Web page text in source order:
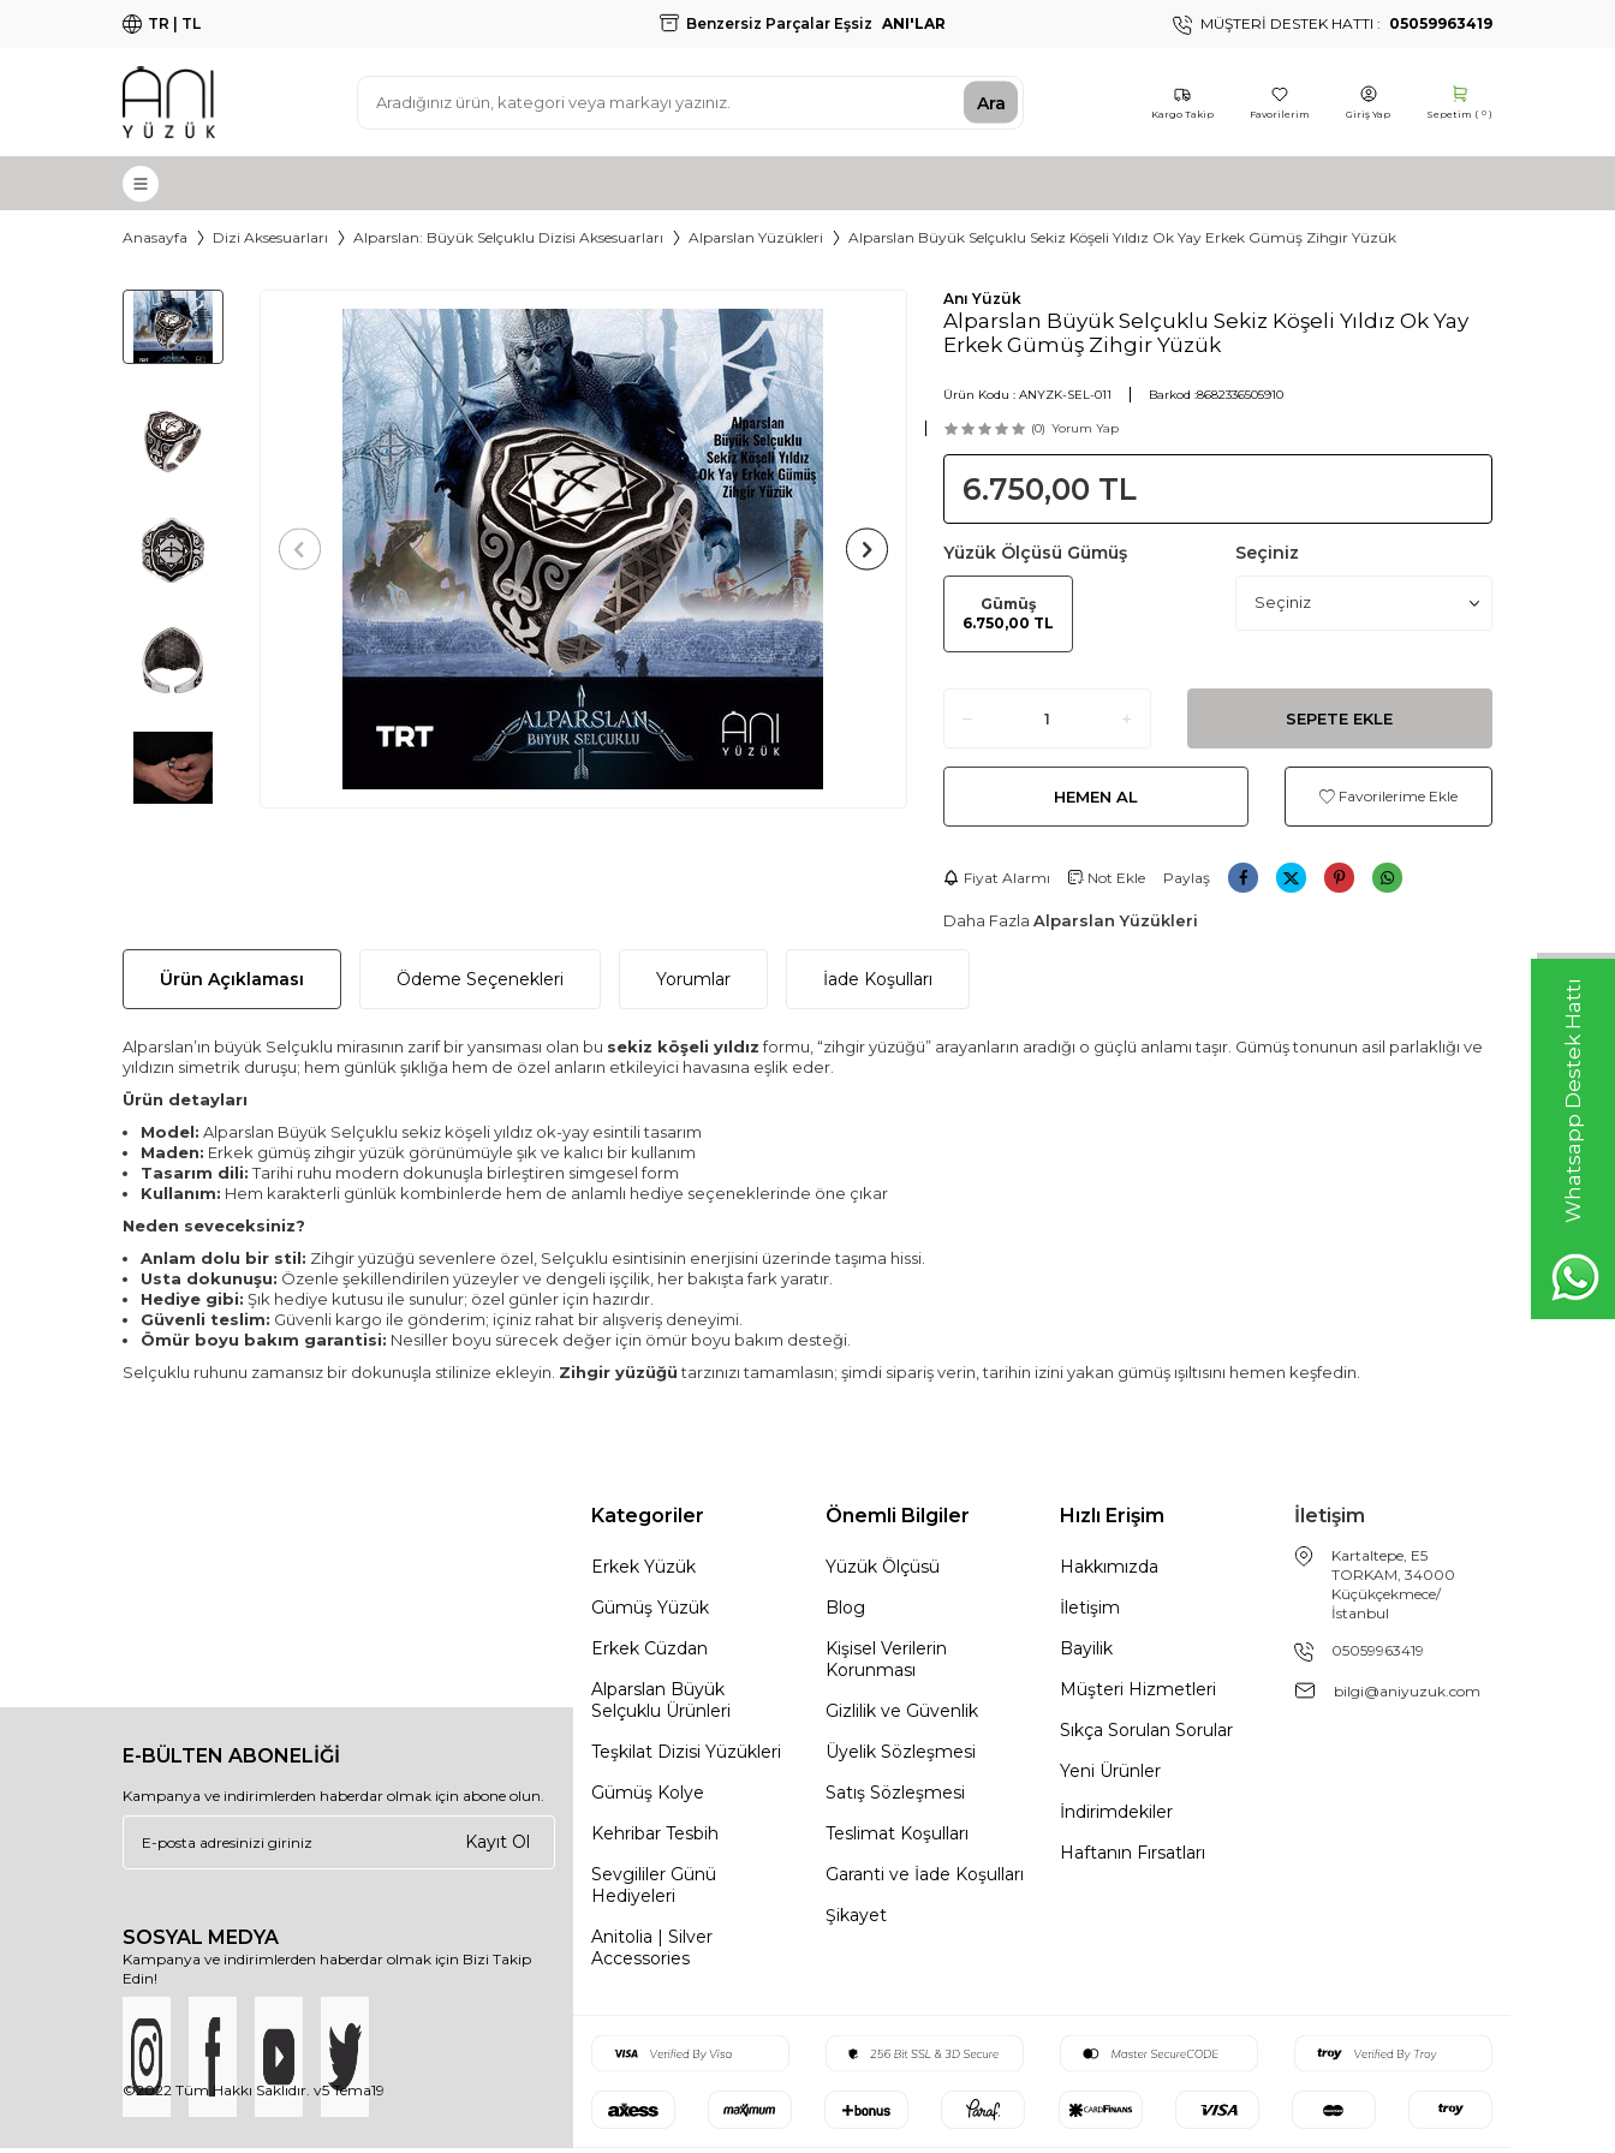
Whatsapp Destek Hattı
TR | TL Benzersiz Parçalar Eşsiz ANI'LAR MÜŞTERI DESTEK HATTI : 05059963419
Ara
Kargo Takip Favorilerim Giriş Yap Sepetim ( 0 )
Anasayfa Dizi Aksesuarları Alparslan: Büyük Selçuklu Dizisi Aksesuarları Alparslan Yüzükleri Alparslan Büyük Selçuklu Sekiz Köşeli Yıldız Ok Yay Erkek Gümüş Zihgir Yüzük
Anı Yüzük
Alparslan Büyük Selçuklu Sekiz Köşeli Yıldız Ok Yay
Erkek Gümüş Zihgir Yüzük
Ürün Kodu : ANYZK-SEL-011 Barkod :8682336505910
(0) Yorum Yap
6.750,00 TL
Yüzük Ölçüsü Gümüş
Gümüş
6.750,00 TL
Seçiniz
SEPETE EKLE
HEMEN AL Favorilerime Ekle
Fiyat Alarmı Not Ekle Paylaş
Daha Fazla Alparslan Yüzükleri
Ürün Açıklaması Ödeme Seçenekleri Yorumlar İade Koşulları
Alparslan’ın büyük Selçuklu mirasının zarif bir yansıması olan bu sekiz köşeli yıldızformu, “zihgir yüzüğü” arayanların aradığı o güçlü anlamı taşır. Gümüş tonunun asil parlaklığı ve
yıldızın simetrik duruşu; hem günlük şıklığa hem de özel anların etkileyici havasına eşlik eder.
Ürün detayları
Model: Alparslan Büyük Selçuklu sekiz köşeli yıldız ok-yay esintili tasarım
Maden: Erkek gümüş zihgir yüzük görünümüyle şık ve kalıcı bir kullanım
Tasarım dili:Tarihi ruhu modern dokunuşla birleştiren simgesel form
Kullanım: Hem karakterli günlük kombinlerde hem de anlamlı hediye seçeneklerinde öne çıkar
Neden seveceksiniz?
Anlam dolu bir stil: Zihgir yüzüğü sevenlere özel, Selçuklu esintisinin enerjisini üzerinde taşıma hissi.
Usta dokunuşu: Özenle şekillendirilen yüzeyler ve dengeli işçilik, her bakışta fark yaratır.
Hediye gibi: Şık hediye kutusu ile sunulur; özel günler için hazırdır.
Güvenli teslim: Güvenli kargo ile gönderim; içiniz rahat bir alışveriş deneyimi.
Ömür boyu bakım garantisi: Nesiller boyu sürecek değer için ömür boyu bakım desteği.
Selçuklu ruhunu zamansız bir dokunuşla stilinize ekleyin. Zihgir yüzüğütarzınızı tamamlasın; şimdi sipariş verin, tarihin izini yakan gümüş ışıltısını hemen keşfedin.
E-BÜLTEN ABONELİĞİ
Kampanya ve indirimlerden haberdar olmak için abone olun.
Kayıt Ol
SOSYAL MEDYA
Kampanya ve indirimlerden haberdar olmak için Bizi Takip
Edin!
©2022 Tüm Hakkı Saklıdır. v5 Tema19
Kategoriler
Erkek Yüzük
Gümüş Yüzük
Erkek Cüzdan
Alparslan Büyük
Selçuklu Ürünleri
Teşkilat Dizisi Yüzükleri
Gümüş Kolye
Kehribar Tesbih
Sevgililer Günü
Hediyeleri
Anitolia | Silver
Accessories
Önemli Bilgiler
Yüzük Ölçüsü
Blog
Kişisel Verilerin
Korunması
Gizlilik ve Güvenlik
Üyelik Sözleşmesi
Satış Sözleşmesi
Teslimat Koşulları
Garanti ve İade Koşulları
Şikayet
Hızlı Erişim
Hakkımızda
İletişim
Bayilik
Müşteri Hizmetleri
Sıkça Sorulan Sorular
Yeni Ürünler
İndirimdekiler
Haftanın Fırsatları
İletişim
Kartaltepe, E5
TORKAM, 34000
Küçükçekmece/
İstanbul
05059963419
bilgi@aniyuzuk.com